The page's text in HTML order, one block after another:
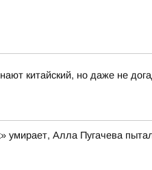
китайский, но даже не
Алла Пугачева